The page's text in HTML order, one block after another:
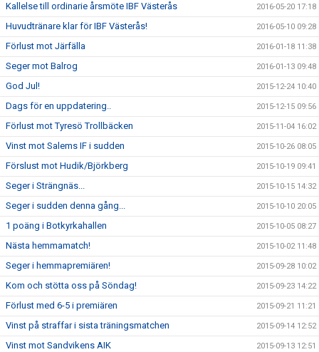
Kallelse till ordinarie årsmöte IBF Västerås 2016-05-20 17:18
Huvudtränare klar för IBF Västerås! 2016-05-10 09:28
Förlust mot Järfälla 2016-01-18 11:38
Seger mot Balrog 2016-01-13 09:48
God Jul! 2015-12-24 10:40
Dags för en uppdatering.. 2015-12-15 09:56
Förlust mot Tyresö Trollbäcken 2015-11-04 16:02
Vinst mot Salems IF i sudden 2015-10-26 08:05
Förslust mot Hudik/Björkberg 2015-10-19 09:41
Seger i Strängnäs... 2015-10-15 14:32
Seger i sudden denna gång... 2015-10-10 20:05
1 poäng i Botkyrkahallen 2015-10-05 08:27
Nästa hemmamatch! 2015-10-02 11:48
Seger i hemmapremiären! 2015-09-28 10:02
Kom och stötta oss på Söndag! 2015-09-23 14:22
Förlust med 6-5 i premiären 2015-09-21 11:21
Vinst på straffar i sista träningsmatchen 2015-09-14 12:52
Vinst mot Sandvikens AIK 2015-09-13 12:51